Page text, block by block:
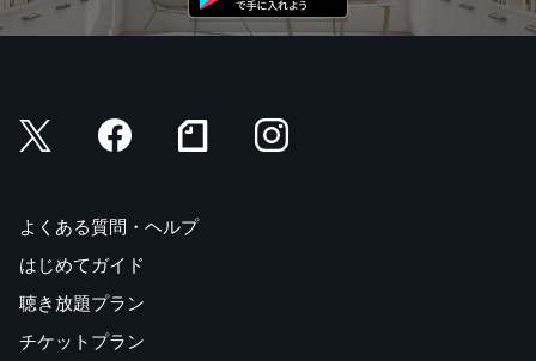
よくある質問・ヘルプ
はじめてガイド
聴き放題プラン
チケットプラン